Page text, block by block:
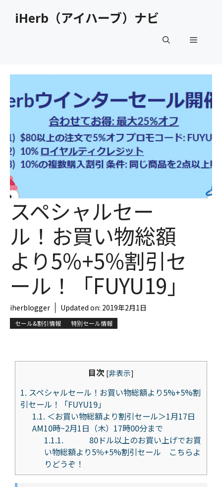
iHerb（アイハーブ）ナビ
メ
ュ
スペシャルセー
ル！お買い物総額
より5%+5%割引セ
ール！「FUYU19」
iherblogger Updated on: 2019年2月1日
セール&割引情報 特別セール情報
目次 [非表示]
1. スペシャルセール！お買い物総額より5%+5%割
引セール！「FUYU19」
1.1. ＜お買い物総額より割引セール＞1月17日
AM10時~2月1日（木）17時00分まで
1.1.1. 80ドル以上のお買い上げでお買
い物総額より5％+5%割引セール こちらよ
りどうぞ！